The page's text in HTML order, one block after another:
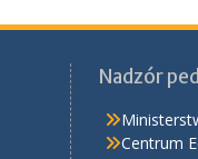
Nadzór
Centrum